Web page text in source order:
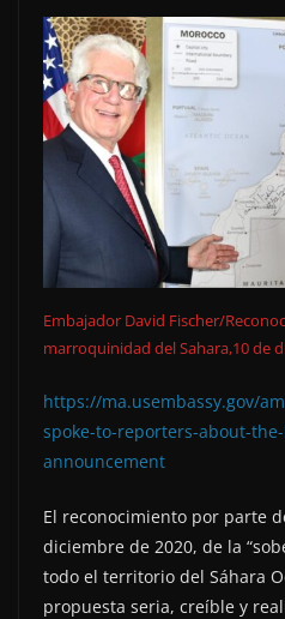
Embajador David Fischer/
marroquinidad del Sahara,10 de
https://ma.usembassy.gov/
spoke-to-reporters-about-
announcement
El reconocimiento por parte
diciembre de 2020, de la
todo el territorio del Sáhara
propuesta seria, creíble y